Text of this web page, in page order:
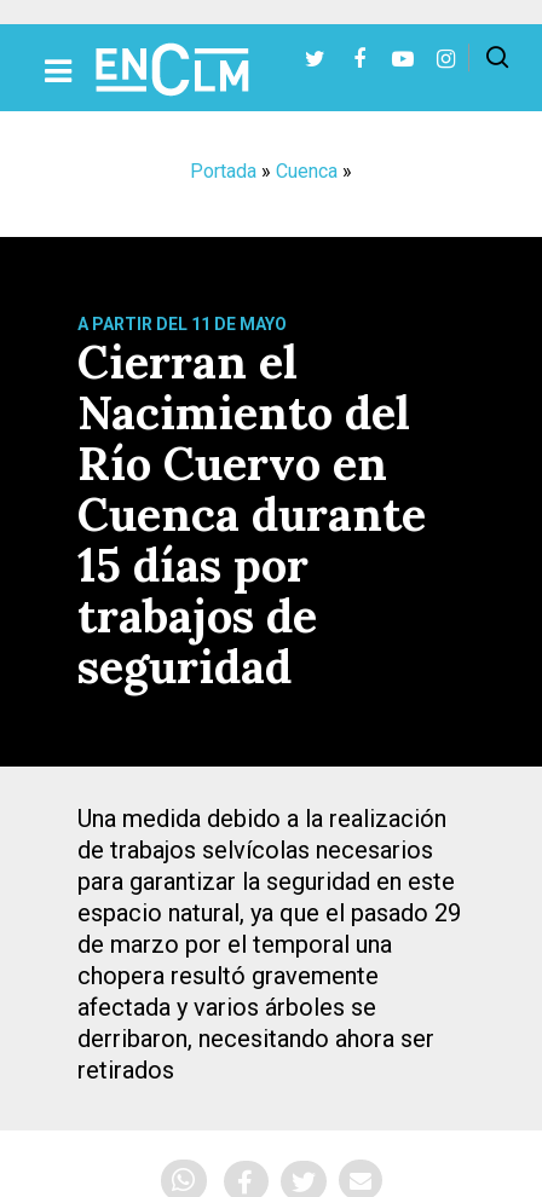
Portada » Cuenca »
A PARTIR DEL 11 DE MAYO
Cierran el
Nacimiento del
Río Cuervo en
Cuenca durante
15 días por
trabajos de
seguridad
Una medida debido a la realización
de trabajos selvícolas necesarios
para garantizar la seguridad en este
espacio natural, ya que el pasado 29
de marzo por el temporal una
chopera resultó gravemente
afectada y varios árboles se
derribaron, necesitando ahora ser
retirados